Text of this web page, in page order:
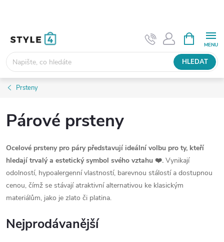
HLEDAT
NÁKUPNÍ
KOŠÍK
Prsteny
Párové prsteny
Ocelové prsteny pro páry představují ideální volbu pro ty, kteří
hledají trvalý a estetický symbol svého vztahu ❤️. Vynikají
odolností, hypoalergenní vlastností, barevnou stálostí a dostupnou
cenou, čímž se stávají atraktivní alternativou ke klasickým
materiálům, jako je zlato či platina.
Nejprodávanější